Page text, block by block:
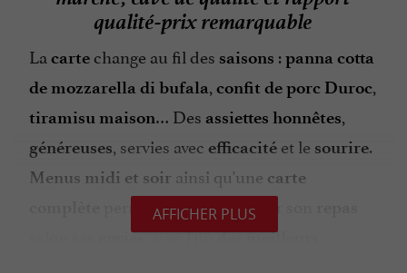
qualité-prix remarquable
La carte change au fil des saisons :panna cotta
de mozzarella di bufala, confit de porc Duroc,
tiramisu maison… Des assiettes honnêtes,
généreuses, servies avec efficacité et le sourire.
Menus midi et soir ainsi qu'une carte
permettent de composer son
envies, avec l'un desmeilleurs
AFFICHER PLUS